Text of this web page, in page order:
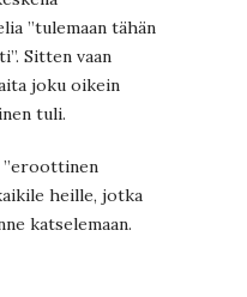
”tulemaan tähän
Sitten vaan
joku oikein
tuli.
”eroottinen
heille, jotka
katselemaan.